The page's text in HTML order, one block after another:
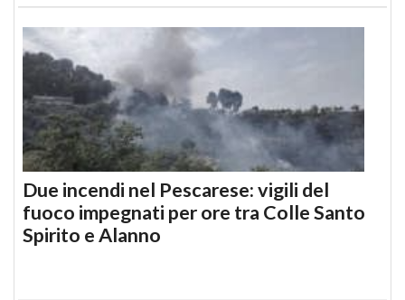
Due incendi nel Pescarese: vigili del
fuoco impegnati per ore tra Colle Santo
Spirito e Alanno